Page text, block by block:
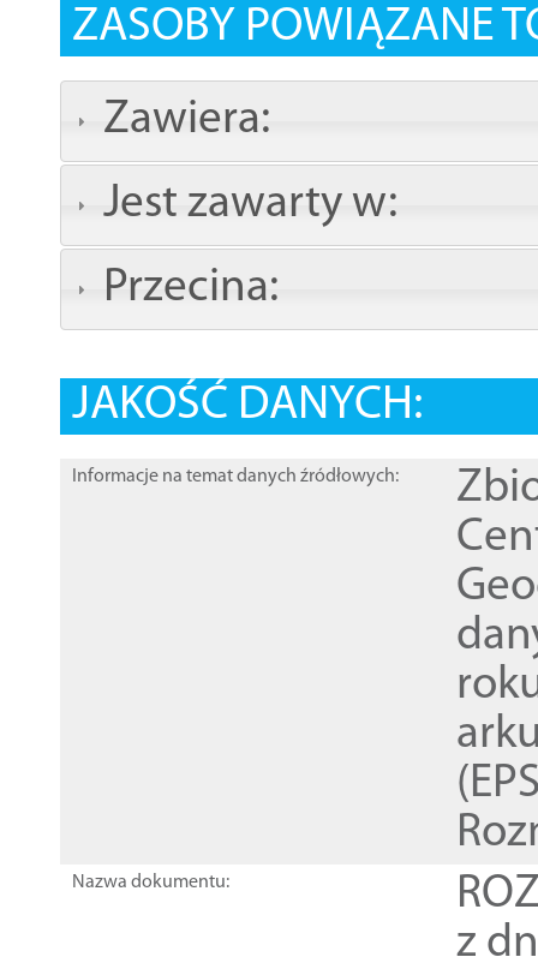
ZASOBY POWIĄZANE
Zawiera:
Jest zawarty w:
Przecina:
JAKOŚĆ DANYCH:
Informacje na temat danych źródłowych:
Nazwa dokumentu:
z